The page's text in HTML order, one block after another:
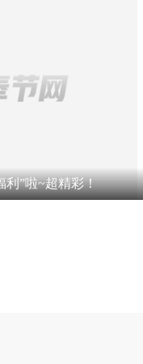
利”啦~超精彩！